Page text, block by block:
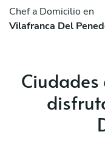
Chef a Domicilio en
Vilafranca Del
Ciudades